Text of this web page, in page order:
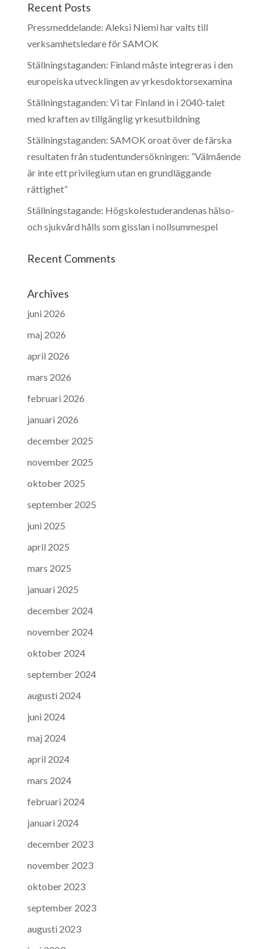
Recent Posts
Pressmeddelande: Aleksi Niemi har valts till
verksamhetsledare för SAMOK
Ställningstaganden: Finland måste integreras i den
europeiska utvecklingen av yrkesdoktorsexamina
Ställningstaganden: Vi tar Finland in i 2040-talet
med kraften av tillgänglig yrkesutbildning
Ställningstaganden: SAMOK oroat över de färska
resultaten från studentundersökningen: ”Välmående
är inte ett privilegium utan en grundläggande
rättighet”
Ställningstagande: Högskolestuderandenas hälso-
och sjukvård hålls som gisslan i nollsummespel
Recent Comments
Archives
juni 2026
maj 2026
april 2026
mars 2026
februari 2026
januari 2026
december 2025
november 2025
oktober 2025
september 2025
juni 2025
april 2025
mars 2025
januari 2025
december 2024
november 2024
oktober 2024
september 2024
augusti 2024
juni 2024
maj 2024
april 2024
mars 2024
februari 2024
januari 2024
december 2023
november 2023
oktober 2023
september 2023
augusti 2023